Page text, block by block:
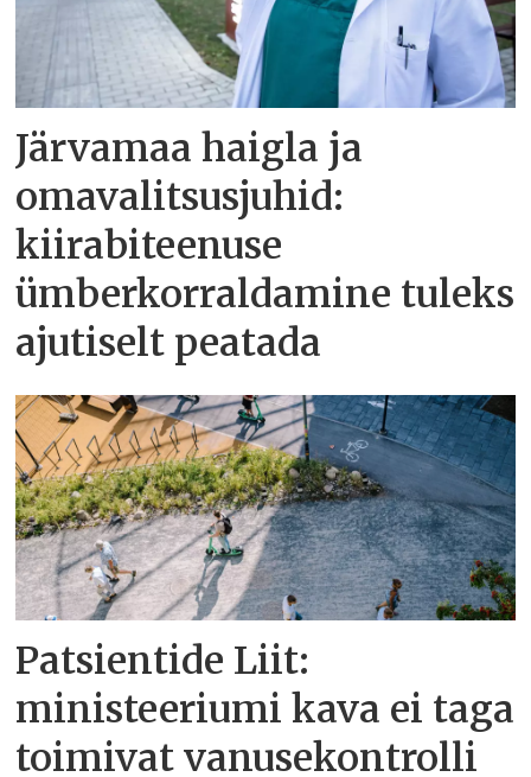
Järvamaa haigla ja
omavalitsusjuhid:
kiirabiteenuse
ümberkorraldamine tuleks
ajutiselt peatada
Patsientide Liit:
ministeeriumi kava ei taga
toimivat vanusekontrolli